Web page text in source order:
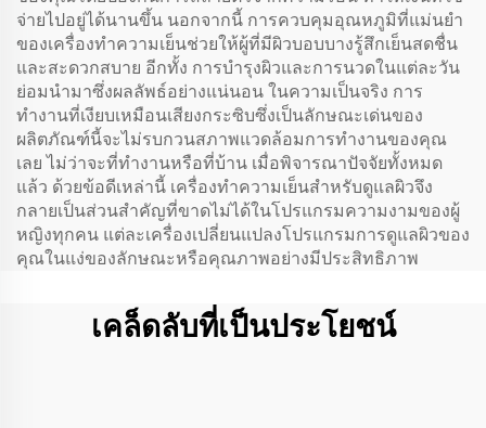
จ่ายไปอยู่ได้นานขึ้น นอกจากนี้ การควบคุมอุณหภูมิที่แม่นยำ
ของเครื่องทำความเย็นช่วยให้ผู้ที่มีผิวบอบบางรู้สึกเย็นสดชื่น
และสะดวกสบาย อีกทั้ง การบำรุงผิวและการนวดในแต่ละวัน
ย่อมนำมาซึ่งผลลัพธ์อย่างแน่นอน ในความเป็นจริง การ
ทำงานที่เงียบเหมือนเสียงกระซิบซึ่งเป็นลักษณะเด่นของ
ผลิตภัณฑ์นี้จะไม่รบกวนสภาพแวดล้อมการทำงานของคุณ
เลย ไม่ว่าจะที่ทำงานหรือที่บ้าน เมื่อพิจารณาปัจจัยทั้งหมด
แล้ว ด้วยข้อดีเหล่านี้ เครื่องทำความเย็นสำหรับดูแลผิวจึง
กลายเป็นส่วนสำคัญที่ขาดไม่ได้ในโปรแกรมความงามของผู้
หญิงทุกคน แต่ละเครื่องเปลี่ยนแปลงโปรแกรมการดูแลผิวของ
คุณในแง่ของลักษณะหรือคุณภาพอย่างมีประสิทธิภาพ
เคล็ดลับที่เป็นประโยชน์